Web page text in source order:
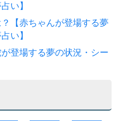
い】
【赤ちゃんが登場する夢
い】
登場する夢の状況・シー